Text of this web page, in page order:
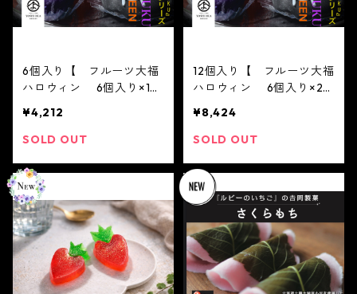
6個入り【 フルーツ大福
ハロウィン 6個入り×1
セット【フルーツ大福】お
まかせ6個入り※配送日時
ルーツ大福 人気 テレビ
で話題 中元 贈り物 フ
ルーツ ギフト
¥4,212
SOLD OUT
12個入り【 フルーツ大福
ハロウィン 6個入り×2
セット【フルーツ大福】お
まかせ6個入り※配送日時
ルーツ大福 人気 テレビ
で話題 中元 贈り物 フ
ルーツ ギフト
¥8,424
SOLD OUT